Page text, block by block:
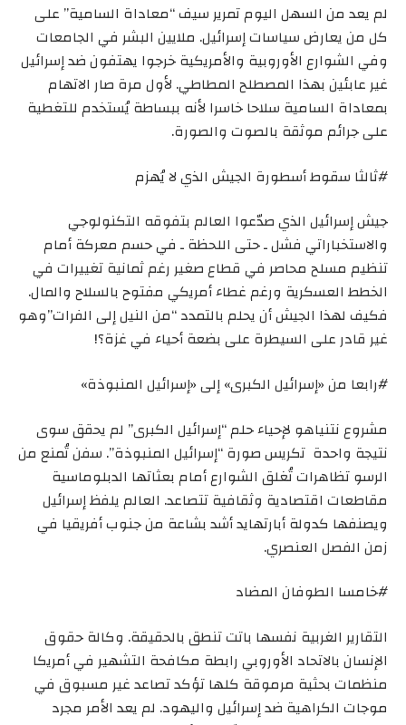
لم يعد من السهل اليوم تمرير سيف “معاداة السامية” على
كل من يعارض سياسات إسرائيل. ملايين البشر في الجامعات
وفي الشوارع الأوروبية والأمريكية خرجوا يهتفون ضد إسرائيل
غير عابئين بهذا المصطلح المطاطي. لأول مرة صار الاتهام
بمعاداة السامية سلاحا خاسرا لأنه ببساطة يُستخدم للتغطية
على جرائم موثقة بالصوت والصورة.
#ثالثا سقوط أسطورة الجيش الذي لا يُهزم
جيش إسرائيل الذي صدّعوا العالم بتفوقه التكنولوجي
والاستخباراتي فشل ـ حتى اللحظة ـ في حسم معركة أمام
تنظيم مسلح محاصر في قطاع صغير رغم ثمانية تغييرات في
الخطط العسكرية ورغم غطاء أمريكي مفتوح بالسلاح والمال.
فكيف لهذا الجيش أن يحلم بالتمدد “من النيل إلى الفرات”وهو
غير قادر على السيطرة على بضعة أحياء في غزة؟!
#رابعا من «إسرائيل الكبرى» إلى «إسرائيل المنبوذة»
مشروع نتنياهو لإحياء حلم “إسرائيل الكبرى” لم يحقق سوى
نتيجة واحدة تكريس صورة “إسرائيل المنبوذة”. سفن تُمنع من
الرسو تظاهرات تُغلق الشوارع أمام بعثاتها الدبلوماسية
مقاطعات اقتصادية وثقافية تتصاعد. العالم يلفظ إسرائيل
ويصنفها كدولة أبارتهايد أشد بشاعة من جنوب أفريقيا في
زمن الفصل العنصري.
#خامسا الطوفان المضاد
التقارير الغربية نفسها باتت تنطق بالحقيقة. وكالة حقوق
الإنسان بالاتحاد الأوروبي رابطة مكافحة التشهير في أمريكا
منظمات بحثية مرموقة كلها تؤكد تصاعد غير مسبوق في
موجات الكراهية ضد إسرائيل واليهود. لم يعد الأمر مجرد